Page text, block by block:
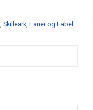
Skilleark, Faner og Label